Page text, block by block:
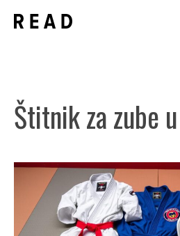
Štitnik za zube